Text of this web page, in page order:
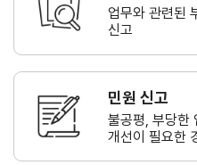
업무와 관련된
신고
민원 신고
불공평, 부당한
개선이 필요한